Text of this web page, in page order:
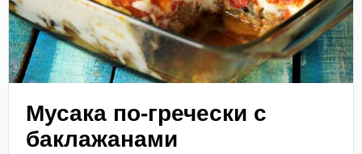
Мусака по-гречески с
баклажанами